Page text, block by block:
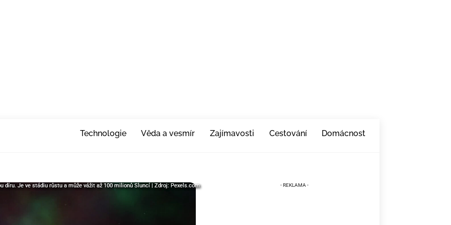
Technologie Věda a vesmír Zajímavosti Cestování Domácnost
díru. Je ve stádiu růstu a může vážit až 100 milionů Sluncí | Zdroj: Pexels.com
díru. Je ve stádiu růstu a může vážit až 100 milionů Sluncí | Zdroj: Pexels.com